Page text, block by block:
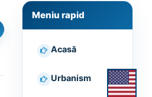
Meniu rapid
Acasă
Urbanism